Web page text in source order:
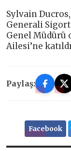
Sylvain
Generali
Genel Müdürü
Ailesi’ne
Paylaş:
Facebook